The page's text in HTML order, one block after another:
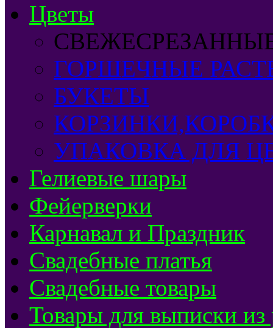
Цветы
ГОРШЕЧНЫЕ
БУКЕТЫ
УПАКОВКА ДЛЯ
Гелиевые шары
Фейерверки
Карнавал и Праздник
Свадебные платья
Свадебные товары
Товары для выписки из